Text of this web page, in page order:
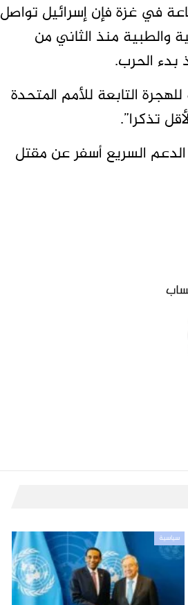
في غزة فإن إسرائيل تواصل
والطبية منذ الثاني من
بدء الحرب.
التابعة للأمم المتحدة
تذكرا”.
بين الجيش وقوات الدعم السريع أسفر عن مقتل
سياسية